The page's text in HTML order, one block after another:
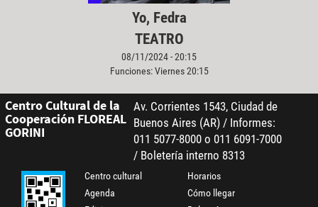
Yo, Fedra
TEATRO
08/11/2024 - 20:15
Funciones: Viernes 20:15
Centro Cultural de la
Cooperación FLOREAL
GORINI
Av. Corrientes 1543, Ciudad de
Buenos Aires (AR) / Informes:
011 5077-8000 o 011 6091-7000
/ Boletería interno 8313
Centro cultural
Agenda
Horarios
Cómo llegar